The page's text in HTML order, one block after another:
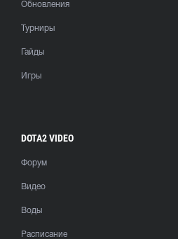
Обновления
Турниры
Гайды
Игры
DOTA2 VIDEO
Форум
Видео
Воды
Расписание